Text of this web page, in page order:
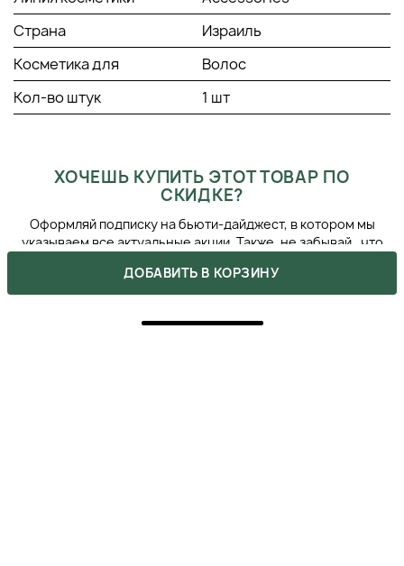
Страна
Израиль
Косметика для
Волос
Кол-во штук
1 шт
ХОЧЕШЬ КУПИТЬ ЭТОТ ТОВАР ПО
СКИДКЕ?
Оформляй подписку на бьюти-дайджест, в котором мы
указываем все актуальные акции. Также, не забывай, что
ДОБАВИТЬ В КОРЗИНУ